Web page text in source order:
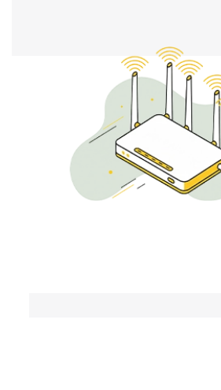
مشترکان سازمانی